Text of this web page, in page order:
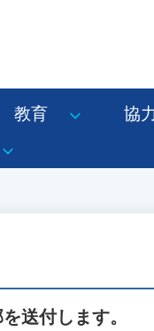
教育 協
送付します。